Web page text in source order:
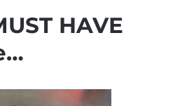
HAVE